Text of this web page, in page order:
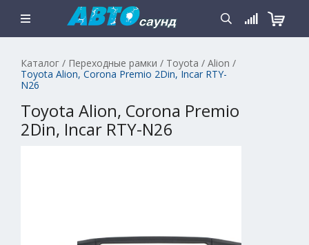
Каталог / Переходные рамки / Toyota / Alion /
Toyota Alion, Corona Premio 2Din, Incar RTY-
N26
Toyota Alion, Corona Premio
2Din, Incar RTY-N26